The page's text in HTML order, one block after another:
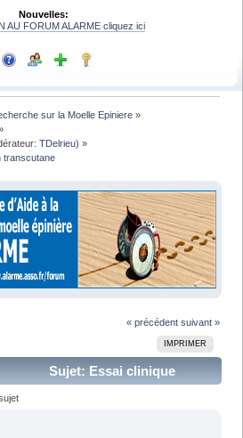
Nouvelles:
AU FORUM ALARME cliquez ici
sur la Moelle Epiniere »
TDelrieu) »
transcutane
« précédent suivant »
IMPRIMER
Sujet: Essai clinique
(Lu 122406 fois)